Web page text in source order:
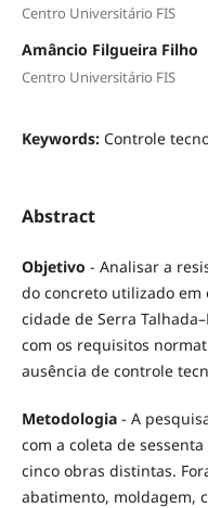
Centro Universitário FIS
Amâncio Filgueira Filho
Centro Universitário FIS
Keywords: Controle
Abstract
Objetivo - Analisar a
do concreto utilizado em
cidade de Serra
com os requisitos
ausência de controle
Metodologia- A
com a coleta de
cinco obras distintas.
abatimento, moldagem,